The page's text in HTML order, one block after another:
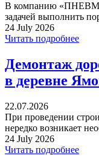
В компанию
задачей выполнить
24 July 2026
Читать подробнее
Демонтаж
в деревне
22.07.2026
При проведении
нередко возникает
24 July 2026
Читать подробнее